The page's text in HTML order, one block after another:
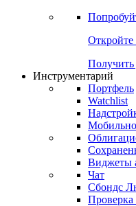
Откройте
Получить
Инструментарий
Портфель
Watchlist
Виджеты
Чат
Сбондс
Проверка